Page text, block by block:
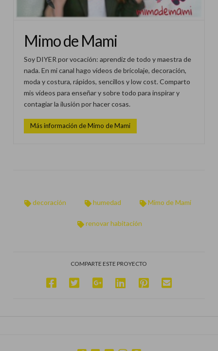
Mimo de Mami
Soy DIYER por vocación: aprendiz de todo y maestra de
nada. En mi canal hago vídeos de bricolaje, decoración,
moda y costura, rápidos, sencillos y low cost. Comparto
mis vídeos para enseñar y sobre todo para inspirar y
contagiar la ilusión por hacer cosas.
Más información de Mimo de Mami
decoración humedad Mimo de Mami
renovar habitación
COMPARTE ESTE PROYECTO